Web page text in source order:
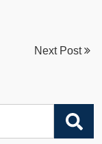
Next Post